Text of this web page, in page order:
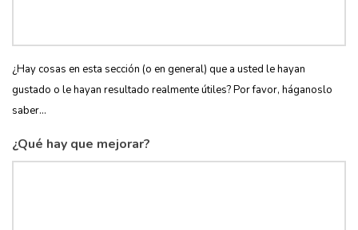
¿Hay cosas en esta sección (o en general) que a usted le hayan
gustado o le hayan resultado realmente útiles? Por favor, háganoslo
saber...
¿Qué hay que mejorar?